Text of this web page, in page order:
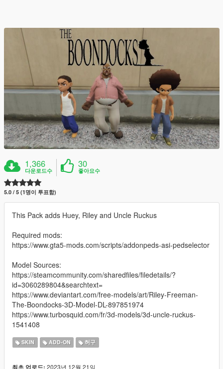
1,366
다운로드수
30
좋아요수
5.0 / 5 (1명이 투표함)
This Pack adds Huey, Riley and Uncle Ruckus
Required mods:
https://www.gta5-mods.com/scripts/addonpeds-asi-pedselector
Model Sources:
https://steamcommunity.com/sharedfiles/filedetails/?
id=3060289804&searchtext=
https://www.deviantart.com/free-models/art/Riley-Freeman-
The-Boondocks-3D-Model-DL-897851974
https://www.turbosquid.com/fr/3d-models/3d-uncle-ruckus-
1541408
SKIN ADD-ON 허구
최초 업로드: 2023년 12월 21일